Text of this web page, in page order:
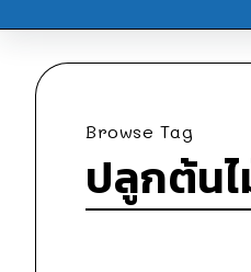
Browse Tag
ปลูกต้น